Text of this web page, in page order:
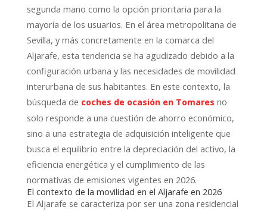
segunda mano como la opción prioritaria para la
mayoría de los usuarios. En el área metropolitana de
Sevilla, y más concretamente en la comarca del
Aljarafe, esta tendencia se ha agudizado debido a la
configuración urbana y las necesidades de movilidad
interurbana de sus habitantes. En este contexto, la
búsqueda de coches de ocasión en Tomares no
solo responde a una cuestión de ahorro económico,
sino a una estrategia de adquisición inteligente que
busca el equilibrio entre la depreciación del activo, la
eficiencia energética y el cumplimiento de las
normativas de emisiones vigentes en 2026.
El contexto de la movilidad en el Aljarafe en 2026
El Aljarafe se caracteriza por ser una zona residencial